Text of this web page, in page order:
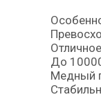
До
Медный